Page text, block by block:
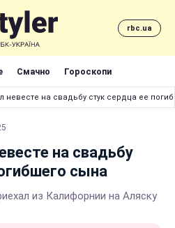
rbc.ua
Смачно Гороскопи
невесте на свадьбу стук сердца ее
на свадьбу
сына
из Калифорнии на Аляску